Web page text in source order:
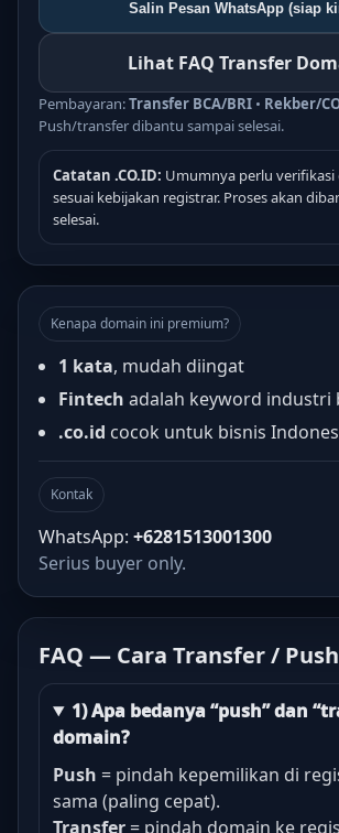
Salin Pesan WhatsApp (siap
Lihat FAQ Transfer
Pembayaran:Transfer BCA/BRI • Rekber/
Push/transfer dibantu sampai selesai.
Catatan .CO.ID: Umumnya perlu
sesuai kebijakan registrar. Proses akan
selesai.
Kenapa domain ini premium?
1 kata, mudah diingat
Fintech adalah keyword industri
.co.id cocok untuk bisnis
Kontak
WhatsApp: +6281513001300
Serius buyer only.
FAQ — Cara Transfer /
1) Apa bedanya “push” dan
domain?
Push = pindah kepemilikan di
sama (paling cepat).
Transfer = pindah domain ke